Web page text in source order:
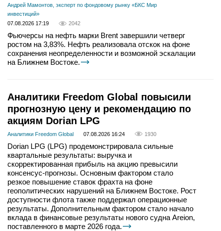
Андрей Мамонтов, эксперт по фондовому рынку «БКС Мир
инвестиций»
07.08.2026 17:19
2042
Фьючерсы на нефть марки Brent завершили четверг
ростом на 3,83%. Нефть реализовала отскок на фоне
сохранения неопределенности и возможной эскалации
на Ближнем Востоке.
Аналитики Freedom Global повысили
прогнозную цену и рекомендацию по
акциям Dorian LPG
Аналитики Freedom Global 07.08.2026 16:24 1930
Dorian LPG (LPG) продемонстрировала сильные
квартальные результаты: выручка и
скорректированная прибыль на акцию превысили
консенсус-прогнозы. Основным фактором стало
резкое повышение ставок фрахта на фоне
геополитических нарушений на Ближнем Востоке. Рост
доступности флота также поддержал операционные
результаты. Дополнительным фактором стало начало
вклада в финансовые результаты нового судна Areion,
поставленного в марте 2026 года.